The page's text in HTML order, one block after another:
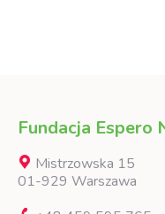
Fundacja Espero
Mistrzowska 15
01-929 Warszawa